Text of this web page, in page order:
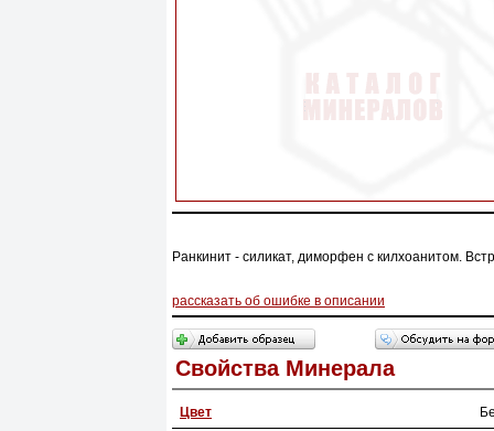
Ранкинит - силикат, диморфен с килхоанитом.
рассказать об ошибке в описании
Свойства Минерала
Цвет